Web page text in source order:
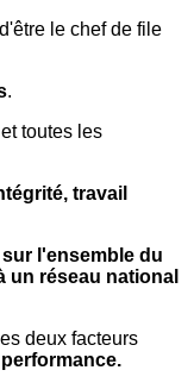
le chef de file
.
toutes les
travail
l'ensemble du
un réseau national
deux facteurs